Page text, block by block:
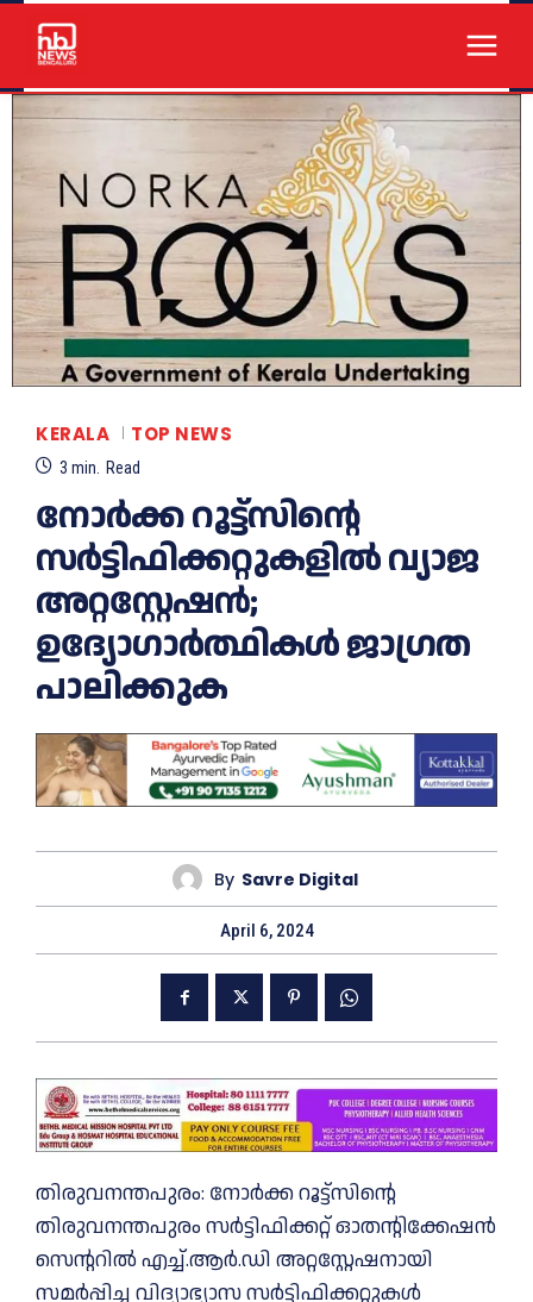
KERALA TOP NEWS
3 min. Read
നോർക്ക റൂട്ട്സിന്റെ
സർട്ടിഫിക്കറ്റുകളിൽ വ്യാജ
അറ്റസ്റ്റേഷൻ;
ഉദ്യോഗാര്‍ത്ഥികള്‍ ജാഗ്രത
പാലിക്കുക
By Savre Digital
April 6, 2024
തിരുവനന്തപുരം: നോര്‍ക്ക റൂട്ട്‌സിന്റെ
തിരുവനന്തപുരം സര്‍ട്ടിഫിക്കറ്റ് ഓതന്റിക്കേഷന്‍
സെന്ററില്‍ എച്ച്.ആര്‍.ഡി അറ്റസ്റ്റേഷനായി
സമര്‍പ്പിച്ച വിദ്യാഭ്യാസ സര്‍ട്ടിഫിക്കറ്റുകള്‍